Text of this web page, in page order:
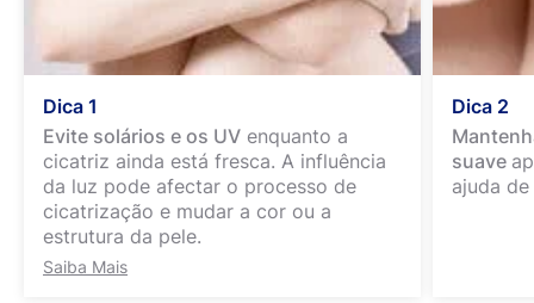
Dica 1
Evite solários e os UV enquanto a
cicatriz ainda está fresca. A influência
da luz pode afectar o processo de
cicatrização e mudar a cor ou a
estrutura da pele.
Saiba Mais
Dica 2
suave
ajuda